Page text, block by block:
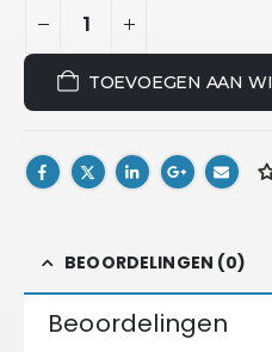
TOEVOEGEN AAN
BEOORDELINGEN (0)
Beoordelingen